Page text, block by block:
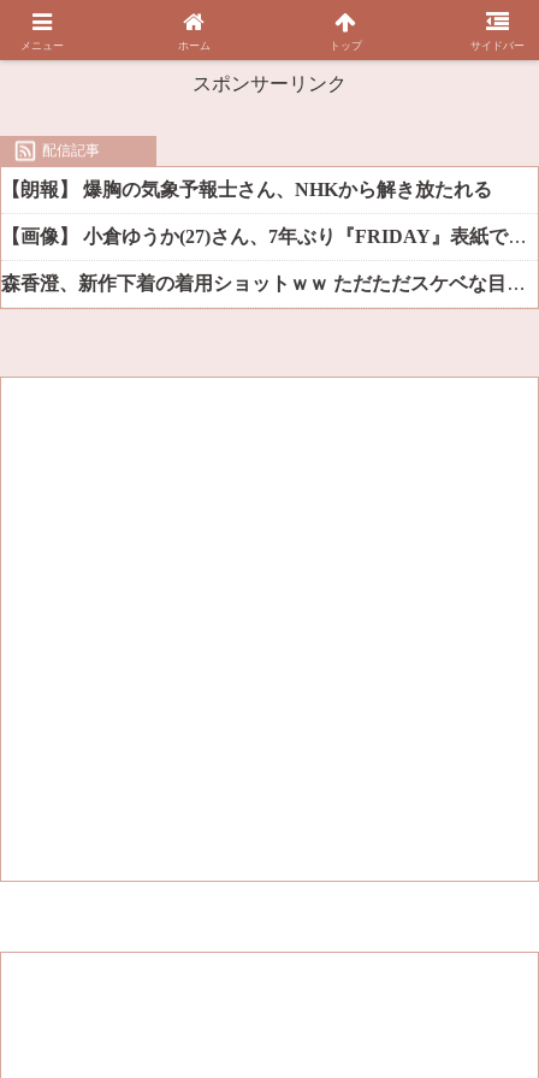
スポンサーリンク
配信記事
【朗報】 爆胸の気象予報士さん、NHKから解き放たれる
【画像】 小倉ゆうか(27)さん、7年ぶり『FRIDAY』表紙で神ボディ大解放
森香澄、新作下着の着用ショットｗｗ ただただスケベな目でしか見れんだろ！！
メニュー ホーム トップ サイドバー